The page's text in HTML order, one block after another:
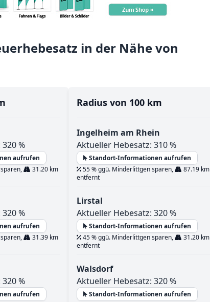
in der Nähe von
%
aufrufen
31.20 km
%
aufrufen
31.39 km
%
aufrufen
Radius von 100 km
Ingelheim am Rhein
Aktueller Hebesatz: 310 %
Standort-Informationen aufrufen
55 % ggü. Minderlittgen sparen,
87.19 km
entfernt
Lirstal
Aktueller Hebesatz: 320 %
Standort-Informationen aufrufen
45 % ggü. Minderlittgen sparen,
31.20 km
entfernt
Walsdorf
Aktueller Hebesatz: 320 %
Standort-Informationen aufrufen